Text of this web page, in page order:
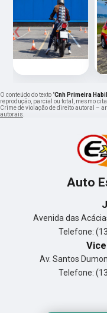
‹
O conteúdo do texto "Cnh Primeira
reprodução, parcial ou total, mesmo
Crime de violação de direito autoral –
autorais
Auto
Avenida das
Telefone:
Av. Santos
Telefone: